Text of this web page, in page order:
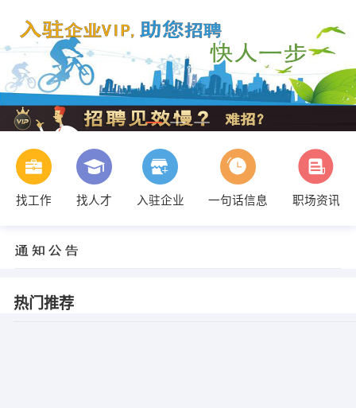
找工作 找人才 入驻企业 一句话信息 职场资讯
热门推荐